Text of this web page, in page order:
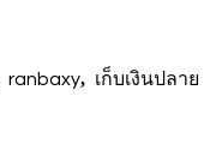
ranbaxy, เก็บเงินปลาย